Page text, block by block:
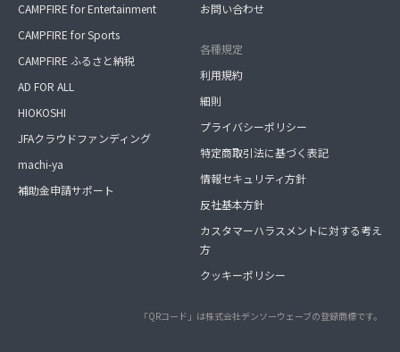
CAMPFIRE for Entertainment
CAMPFIRE for Sports
CAMPFIRE ふるさと納税
AD FOR ALL
HIOKOSHI
JFAクラウドファンディング
machi-ya
補助金申請サポート
お問い合わせ
各種規定
利用規約
細則
プライバシーポリシー
特定商取引法に基づく表記
情報セキュリティ方針
反社基本方針
カスタマーハラスメントに対する考え
方
クッキーポリシー
「QRコード」は株式会社デンソーウェーブの登録商標です。